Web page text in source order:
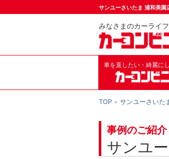
サンユーさいたま 浦和美
みなさまのカーライ
車を直したい・綺麗に
TOP サンユーさいた
事例のご紹介
サンユ